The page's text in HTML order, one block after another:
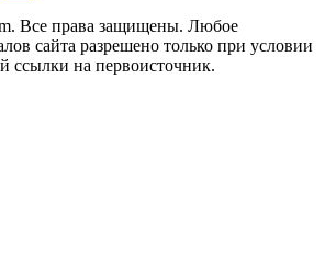
Все права защищены. Любое
сайта разрешено только при условии
ссылки на первоисточник.